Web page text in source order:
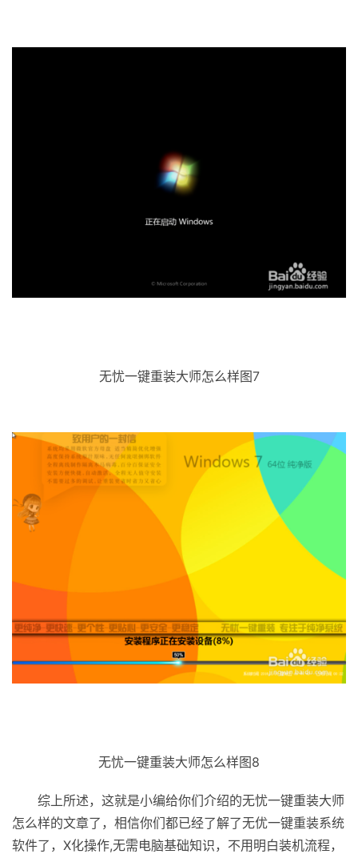
无忧一键重装大师怎么样图7
无忧一键重装大师怎么样图8
综上所述，这就是小编给你们介绍的无忧一键重装大师
怎么样的文章了，相信你们都已经了解了无优一键重装系统
软件了，X化操作,无需电脑基础知识，不用明白装机流程，